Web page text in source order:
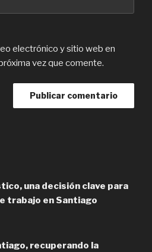
electrónico y sitio web en
vez que comente.
una decisión clave para
trabajo en Santiago
recuperando la